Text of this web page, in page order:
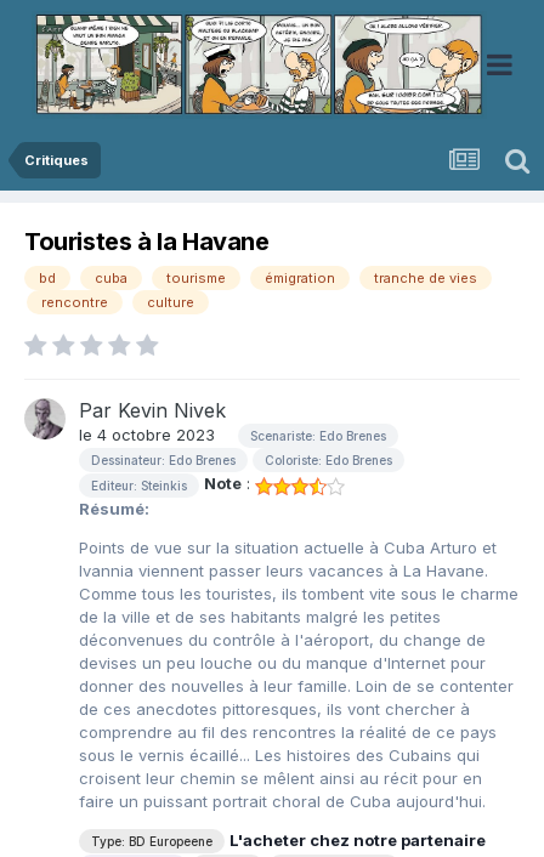
Critiques
Touristes à la Havane
bd cuba tourisme émigration
tranche de vies
rencontre
culture
Par Kevin Nivek
le 4 octobre 2023
Scenariste: Edo Brenes
Dessinateur: Edo Brenes
Coloriste: Edo Brenes
Editeur: Steinkis
Note :
Résumé:
Points de vue sur la situation actuelle à Cuba Arturo et
Ivannia viennent passer leurs vacances à La Havane.
Comme tous les touristes, ils tombent vite sous le charme
de la ville et de ses habitants malgré les petites
déconvenues du contrôle à l'aéroport, du change de
devises un peu louche ou du manque d'Internet pour
donner des nouvelles à leur famille. Loin de se contenter
de ces anecdotes pittoresques, ils vont chercher à
comprendre au fil des rencontres la réalité de ce pays
sous le vernis écaillé... Les histoires des Cubains qui
croisent leur chemin se mêlent ainsi au récit pour en
faire un puissant portrait choral de Cuba aujourd'hui.
Type: BD Europeene L'acheter chez notre partenaire